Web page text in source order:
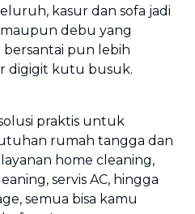
kasur dan sofa jadi
debu yang
pun lebih
digigit kutu busuk.
praktis untuk
rumah tangga dan
home cleaning,
servis AC, hingga
semua bisa kamu